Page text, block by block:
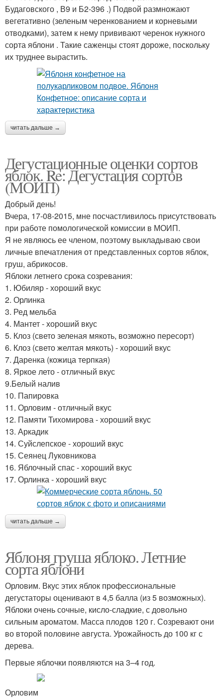
Будаговского , В9 и Б2-396 .) Подвой размножают
вегетативно (зеленым черенкованием и корневыми
отводками), затем к нему прививают черенок нужного
сорта яблони . Такие саженцы стоят дороже, поскольку
их труднее вырастить.
читать дальше →
Дегустационные оценки сортов
яблок. Re: Дегустация сортов
(МОИП)
Добрый день!
Вчера, 17-08-2015, мне посчастливилось присутствовать
при работе помологической комиссии в МОИП.
Я не являюсь ее членом, поэтому выкладываю свои
личные впечатления от представленных сортов яблок,
груш, абрикосов.
Яблоки летнего срока созревания:
1. Юбиляр - хороший вкус
2. Орлинка
3. Ред мельба
4. Мантет - хороший вкус
5. Клоз (свето зеленая мякоть, возможно пересорт)
6. Клоз (свето желтая мякоть) - хороший вкус
7. Даренка (кожица терпкая)
8. Яркое лето - отличный вкус
9.Белый налив
10. Папировка
11. Орловим - отличный вкус
12. Памяти Тихомирова - хороший вкус
13. Аркадик
14. Суйслепское - хороший вкус
15. Сеянец Луковникова
16. Яблочный спас - хороший вкус
17. Орлинка - хороший вкус
читать дальше →
Яблоня груша яблоко. Летние
сорта яблони
Орловим. Вкус этих яблок профессиональные
дегустаторы оценивают в 4,5 балла (из 5 возможных).
Яблоки очень сочные, кисло-сладкие, с довольно
сильным ароматом. Масса плодов 120 г. Созревают они
во второй половине августа. Урожайность до 100 кг с
дерева.
Первые яблочки появляются на 3–4 год.
Орловим